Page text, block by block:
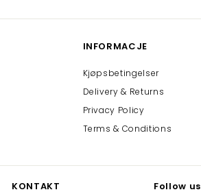
INFORMACJE
Kjøpsbetingelser
Delivery & Returns
Privacy Policy
Terms & Conditions
KONTAKT Follow us